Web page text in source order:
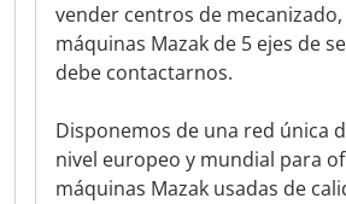
vender centros de
máquinas Mazak de 5 ejes de
debe contactarnos.
Disponemos de una red única
nivel europeo y mundial para
máquinas Mazak usadas de